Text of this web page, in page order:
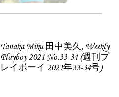
Tanaka Miku 田中美久, Weekly
Playboy 2021 No.33-34 (週刊プ
レイボーイ 2021年33-34号)